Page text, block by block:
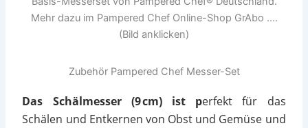
Mehr dazu im Pampered Chef Online-Shop GrAbo ....
(Bild anklicken)
Zubehör Pampered Chef Messer-Set
Das Schälmesser (9 cm) ist perfekt für das
Schälen und Entkernen von Obst und Gemüse und